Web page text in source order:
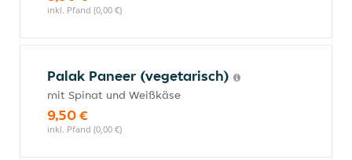
inkl. Pfand (0,00 €)
Palak Paneer (vegetarisch)
mit Spinat und Weißkäse
9,50 €
inkl. Pfand (0,00 €)